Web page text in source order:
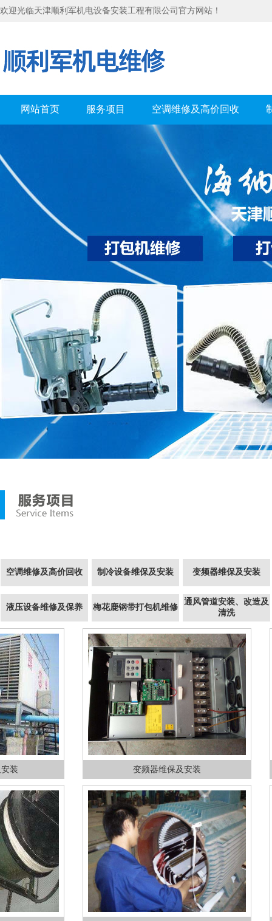
欢迎光临天津顺利军机电设备安装工程有限公司官方网站！
网站首页 服务项目 空调维修及高价回收
空调维修及高价回收 制冷设备维保及安装 变频器维保及安装
液压设备维修及保养 梅花鹿钢带打包机维修
通风管道安装、改造及
清洗
变频器维保及安装